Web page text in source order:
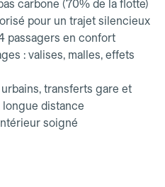
carbone (70% de la flotte)
pour un trajet silencieux
passagers en confort
: valises, malles, effets
transferts gare et
longue distance
soigné